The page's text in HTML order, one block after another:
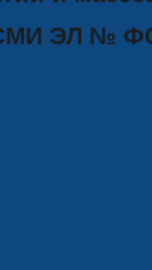
ЭЛ №